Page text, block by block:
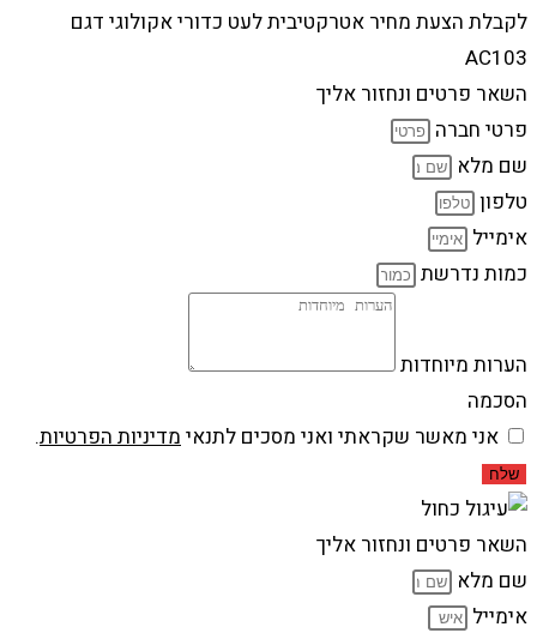
לקבלת הצעת מחיר אטרקטיבית לעט כדורי אקולוגי דגם
AC103
השאר פרטים ונחזור אליך
פרטי חברה
שם מלא
טלפון
אימייל
כמות נדרשת
הערות מיוחדות
הסכמה
אני מאשר שקראתי ואני מסכים לתנאי מדיניות הפרטיות.
שלח
השאר פרטים ונחזור אליך
שם מלא
אימייל